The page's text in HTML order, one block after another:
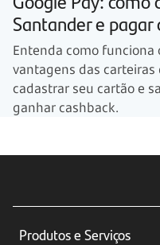
Santander e pagar
Entenda como funciona
vantagens das
cadastrar seu cartão e
ganhar cashback.
Produtos e Serviços